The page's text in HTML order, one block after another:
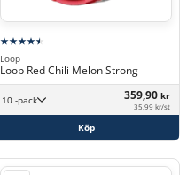
Loop
Loop Red Chili Melon Strong
10 -pack 359,90 kr
35,99 kr/st
Köp